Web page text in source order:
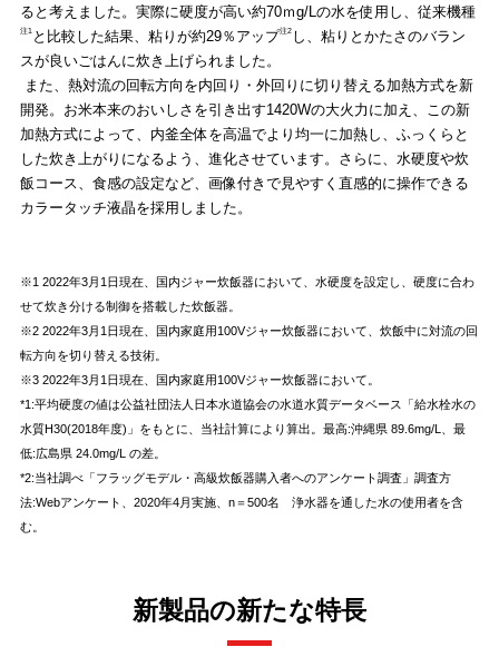
ると考えました。実際に硬度が高い約70ｍg/Lの水を使用し、従来機種
注1 と比較した結果、粘りが約29％アップ注2 し、粘りとかたさのバラン
スが良いごはんに炊き上げられました。
また、熱対流の回転方向を内回り・外回りに切り替える加熱方式を新
開発。お米本来のおいしさを引き出す1420Wの大火力に加え、この新
加熱方式によって、内釜全体を高温でより均一に加熱し、ふっくらと
した炊き上がりになるよう、進化させています。さらに、水硬度や炊
飯コース、食感の設定など、画像付きで見やすく直感的に操作できる
カラータッチ液晶を採用しました。
※1 2022年3月1日現在、国内ジャー炊飯器において、水硬度を設定し、硬度に合わ
せて炊き分ける制御を搭載した炊飯器。
※2 2022年3月1日現在、国内家庭用100Vジャー炊飯器において、炊飯中に対流の回
転方向を切り替える技術。
※3 2022年3月1日現在、国内家庭用100Vジャー炊飯器において。
*1:平均硬度の値は公益社団法人日本水道協会の水道水質データベース「給水栓水の
水質H30(2018年度)」をもとに、当社計算により算出。最高:沖縄県 89.6mg/L、最
低:広島県 24.0mg/L の差。
*2:当社調べ「フラッグモデル・高級炊飯器購入者へのアンケート調査」調査方
法:Webアンケート、2020年4月実施、n＝500名 浄水器を通した水の使用者を含
む。
新製品の新たな特長